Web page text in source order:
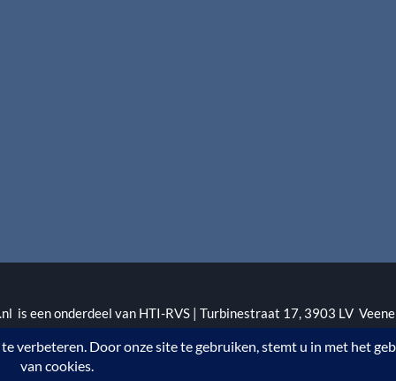
is een onderdeel van HTI-RVS | Turbinestraat 17, 3903 LV